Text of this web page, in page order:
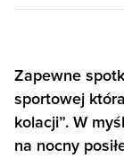
Zapewne
sportowej
kolacji”. W
na nocny